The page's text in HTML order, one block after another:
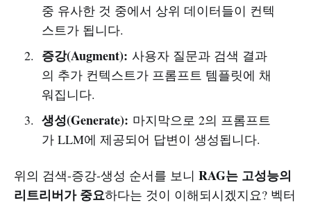
중 유사한 것 중에서 상위 데이터들이 컨텍
스트가 됩니다.
증강(Augment): 사용자 질문과 검색 결과
의 추가 컨텍스트가 프롬프트 템플릿에 채
워집니다.
생성(Generate): 마지막으로 2의 프롬프트
가 LLM에 제공되어 답변이 생성됩니다.
위의 검색-증강-생성 순서를 보니 RAG는 고성능의
리트리버가 중요하다는 것이 이해되시겠지요? 벡터